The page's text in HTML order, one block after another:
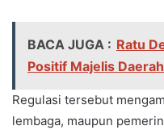
BACA JUGA : Ratu
Positif Majelis
Regulasi tersebut
lembaga, maupun